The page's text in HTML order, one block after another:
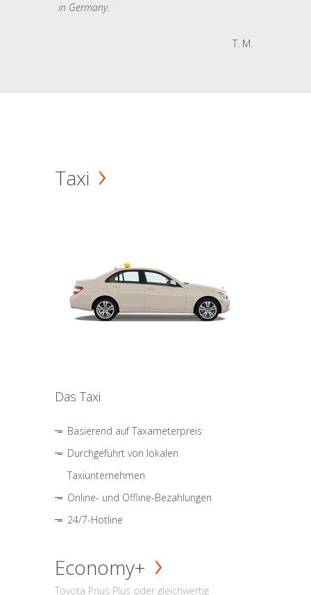
in Germany.
T. M.
Taxi
Das Taxi
Basierend auf Taxameterpreis
Durchgeführt von lokalen
Taxiunternehmen
Online- und Offline-Bezahlungen
24/7-Hotline
Economy+
Toyota Prius Plus oder gleichwertig